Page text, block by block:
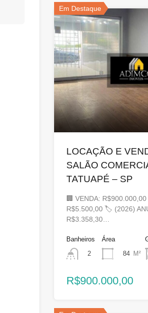
Em Destaque
LOCAÇÃO E
SALÃO
TATUAPÉ – SP
🏢 VENDA:
R$5.500,00 🏷 (2026)
R$3.358,30…
Banheiros
2
Área
84
M²
R$900.000,00